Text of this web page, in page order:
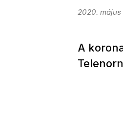
2020. május
A